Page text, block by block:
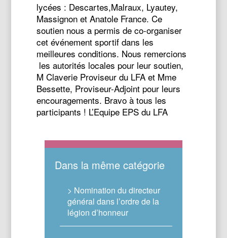
lycées : Descartes,Malraux, Lyautey,
Massignon et Anatole France. Ce
soutien nous a permis de co-organiser
cet événement sportif dans les
meilleures conditions. Nous remercions
les autorités locales pour leur soutien,
M Claverie Proviseur du LFA et Mme
Bessette, Proviseur-Adjoint pour leurs
encouragements. Bravo à tous les
participants ! L’Equipe EPS du LFA
Dans la même catégorie
> Nomination du directeur
général dans l’ordre de la
légion d’honneur